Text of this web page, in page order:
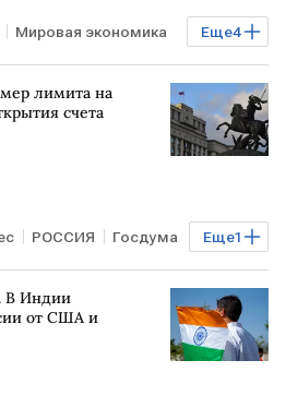
Еще4
Мировая экономика
помощь Украине
лимита на
счета
Еще1
РОССИЯ Госдума
В Индии
от США и